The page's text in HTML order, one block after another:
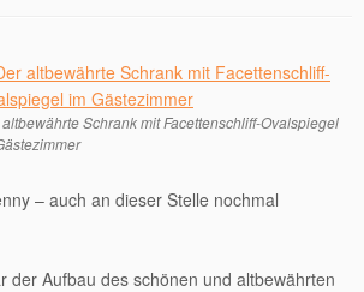
Schrank mit Facettenschliff-Ovalspiegel
– auch an dieser Stelle nochmal
der Aufbau des schönen und altbewährten